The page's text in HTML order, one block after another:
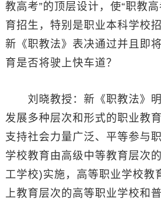
教高考”的顶层设计，使“职教
育招生，特别是职业本科学校
新《职教法》表决通过并且即
育是否将驶上快车道？
刘晓教授：新《职教法》明
发展多种层次和形式的职业教
支持社会力量广泛、平等参与
学校教育由高级中等教育层次
工学校)实施，高等职业学校教
上教育层次的高等职业学校和